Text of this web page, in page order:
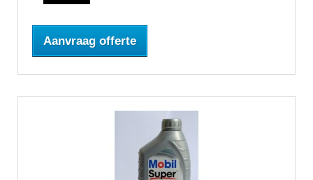
Aanvraag offerte